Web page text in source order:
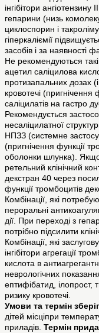
інгібітори
гепарини (низь
циклоспорин і
гіперкаліємії
засобів і за наявності
Не рекомендуються такі
ацетил саліцилова
протизапальних дозах
кровотечі (пригнічення
саліцилатів на гастро
Рекомендується
несаліцилатної
НПЗЗ (системне
(пригнічення функції
оболонки шлунка). Якщо
ретельний клінічний
декстран 40 через
функції тромбоцитів
Комбінації, які
пероральні
дії. При переході з
потрібно підсилити
Комбінації, які
інгібітори агрегації
кислота в
неврологічних
ептифібатид, ілопрост,
ризику кровотечі.
Умови та термін
дітей місціпри
приладів. Термін